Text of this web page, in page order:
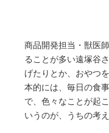
商品開発担当・獣医
ることが多い遠塚谷
げたりとか、おやつ
本的には、毎日の食
で、色々なことが起
いうのが、うちの考